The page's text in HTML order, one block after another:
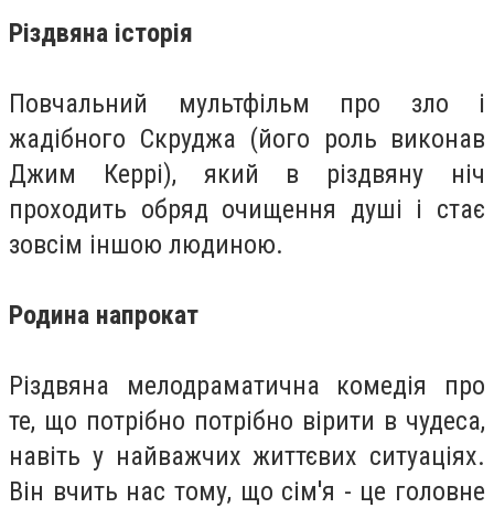
Різдвяна історія
Повчальний мультфільм про зло і
жадібного Скруджа (його роль виконав
Джим Керрі), який в різдвяну ніч
проходить обряд очищення душі і стає
зовсім іншою людиною.
Родина напрокат
Різдвяна мелодраматична комедія про
те, що потрібно потрібно вірити в чудеса,
навіть у найважчих життєвих ситуаціях.
Він вчить нас тому, що сім'я - це головне